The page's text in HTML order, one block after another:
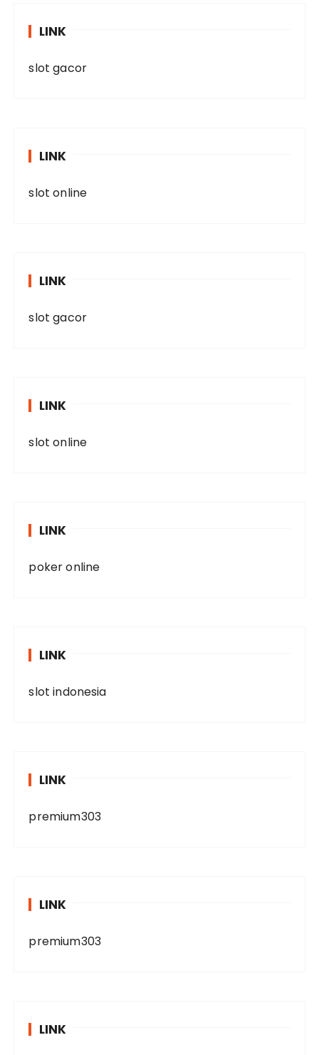
LINK
slot gacor
LINK
slot online
LINK
slot gacor
LINK
slot online
LINK
poker online
LINK
slot indonesia
LINK
premium303
LINK
premium303
LINK